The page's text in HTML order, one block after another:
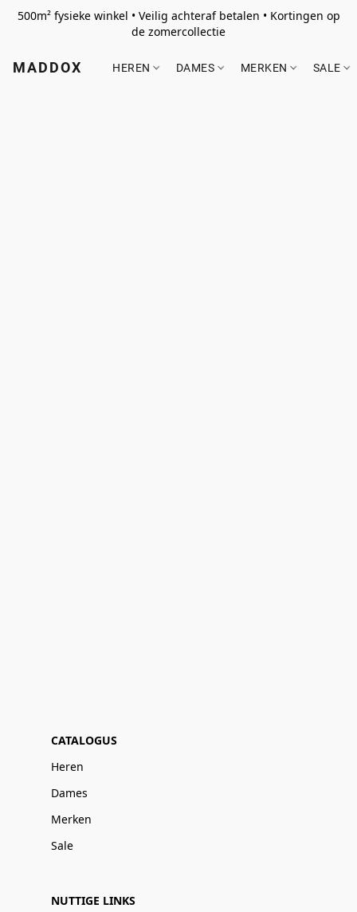
500m² fysieke winkel • Veilig achteraf betalen • Kortingen op
de zomercollectie
MADDOX HEREN DAMES MERKEN SALE
CATALOGUS
Heren
Dames
Merken
Sale
NUTTIGE LINKS